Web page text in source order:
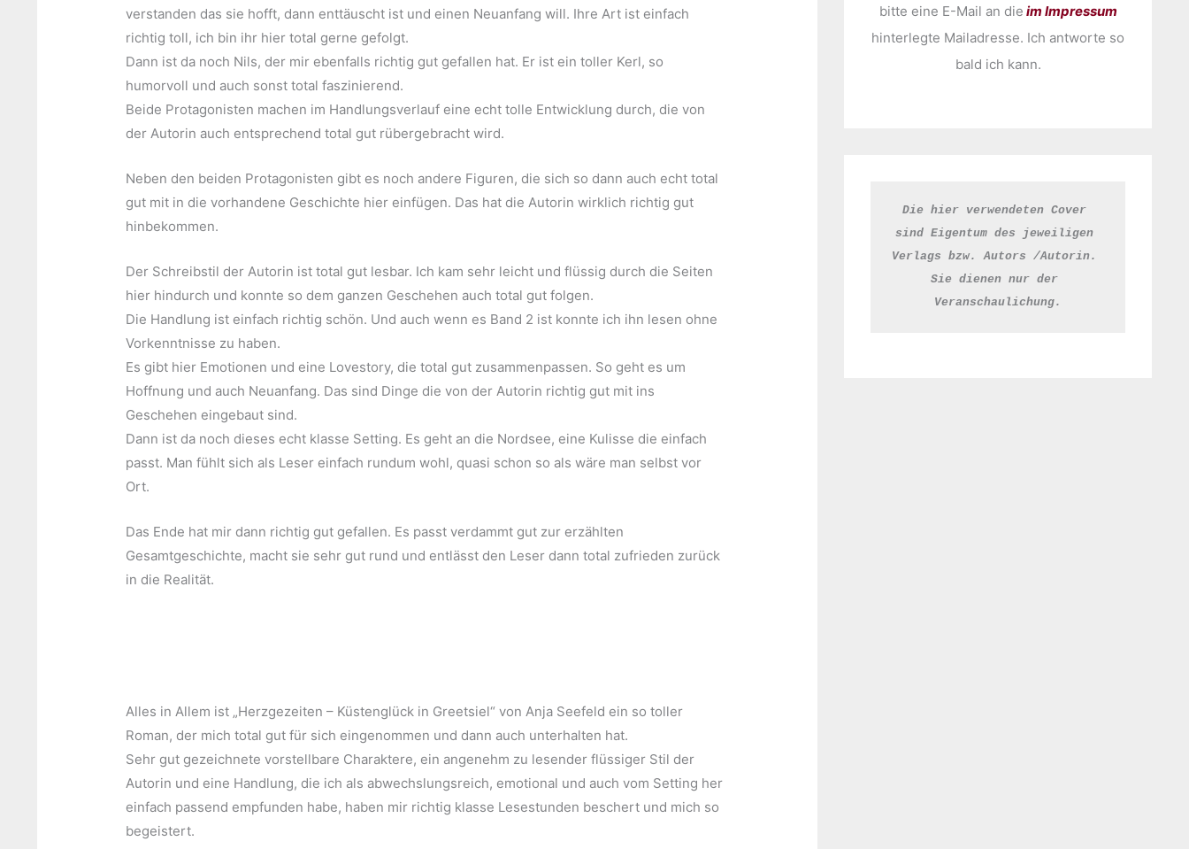
verstanden das sie hofft, dann enttäuscht ist und einen Neuanfang will. Ihre Art ist einfach
richtig toll, ich bin ihr hier total gerne gefolgt.
Dann ist da noch Nils, der mir ebenfalls richtig gut gefallen hat. Er ist ein toller Kerl, so
humorvoll und auch sonst total faszinierend.
Beide Protagonisten machen im Handlungsverlauf eine echt tolle Entwicklung durch, die von
der Autorin auch entsprechend total gut rübergebracht wird.
Neben den beiden Protagonisten gibt es noch andere Figuren, die sich so dann auch echt total
gut mit in die vorhandene Geschichte hier einfügen. Das hat die Autorin wirklich richtig gut
hinbekommen.
Der Schreibstil der Autorin ist total gut lesbar. Ich kam sehr leicht und flüssig durch die Seiten
hier hindurch und konnte so dem ganzen Geschehen auch total gut folgen.
Die Handlung ist einfach richtig schön. Und auch wenn es Band 2 ist konnte ich ihn lesen ohne
Vorkenntnisse zu haben.
Es gibt hier Emotionen und eine Lovestory, die total gut zusammenpassen. So geht es um
Hoffnung und auch Neuanfang. Das sind Dinge die von der Autorin richtig gut mit ins
Geschehen eingebaut sind.
Dann ist da noch dieses echt klasse Setting. Es geht an die Nordsee, eine Kulisse die einfach
passt. Man fühlt sich als Leser einfach rundum wohl, quasi schon so als wäre man selbst vor
Ort.
Das Ende hat mir dann richtig gut gefallen. Es passt verdammt gut zur erzählten
Gesamtgeschichte, macht sie sehr gut rund und entlässt den Leser dann total zufrieden zurück
in die Realität.
Alles in Allem ist „Herzgezeiten – Küstenglück in Greetsiel“ von Anja Seefeld ein so toller
Roman, der mich total gut für sich eingenommen und dann auch unterhalten hat.
Sehr gut gezeichnete vorstellbare Charaktere, ein angenehm zu lesender flüssiger Stil der
Autorin und eine Handlung, die ich als abwechslungsreich, emotional und auch vom Setting her
einfach passend empfunden habe, haben mir richtig klasse Lesestunden beschert und mich so
begeistert.
bitte eine E-Mail an die im Impressum
hinterlegte Mailadresse. Ich antworte so
bald ich kann.
Die hier verwendeten Cover
sind Eigentum des jeweiligen
Verlags bzw. Autors /Autorin.
Sie dienen nur der
Veranschaulichung.